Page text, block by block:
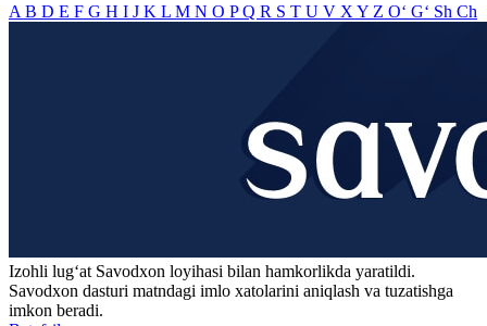
A B D E F G H I J K L M N O PQ R S T U V X Y Z O‘ G‘ Sh Ch
Izohli lugʻat Savodxon loyihasi bilan hamkorlikda yaratildi.
Savodxon dasturi matndagi imlo xatolarini aniqlash va tuzatishga
imkon beradi.